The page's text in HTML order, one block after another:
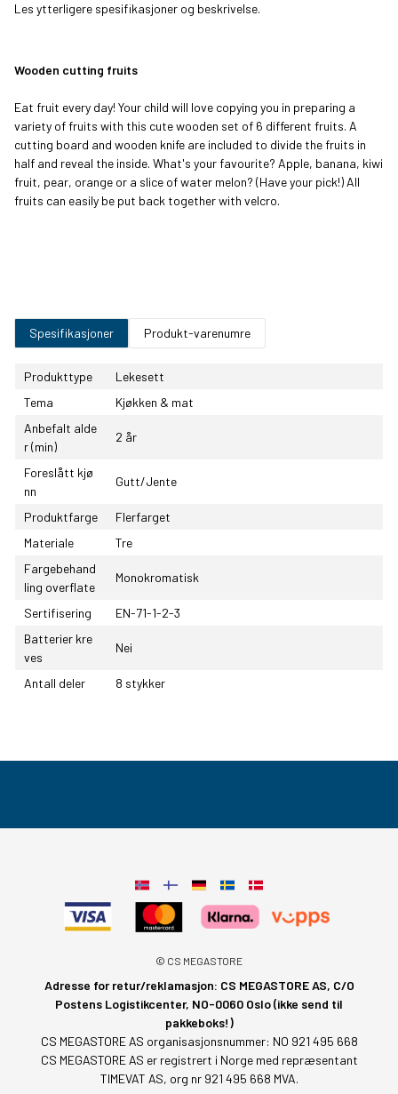
Les ytterligere spesifikasjoner og beskrivelse.
Wooden cutting fruits
Eat fruit every day! Your child will love copying you in preparing a
variety of fruits with this cute wooden set of 6 different fruits. A
cutting board and wooden knife are included to divide the fruits in
half and reveal the inside. What's your favourite? Apple, banana, kiwi
fruit, pear, orange or a slice of water melon? (Have your pick!) All
fruits can easily be put back together with velcro.
Spesifikasjoner Produkt-varenumre
Produkttype
Lekesett
Tema
Kjøkken & mat
Anbefalt alde
r (min)
2 år
Foreslått kjø
nn
Gutt/Jente
Produktfarge
Flerfarget
Materiale
Tre
Fargebehand
ling overflate
Monokromatisk
Sertifisering
EN-71-1-2-3
Batterier kre
ves
Nei
Antall deler 8 stykker
© CS MEGASTORE
Adresse for retur/reklamasjon: CS MEGASTORE AS, C/O
Postens Logistikcenter, NO-0060 Oslo (ikke send til
pakkeboks!)
CS MEGASTORE AS organisasjonsnummer: NO 921 495 668
CS MEGASTORE AS er registrert i Norge med repræsentant
TIMEVAT AS, org nr 921 495 668 MVA.